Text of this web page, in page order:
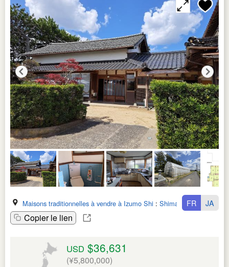
Maisons traditionnelles à vendre à Izumo Shi : Shimane Ken
Copier le lien
FR JA
USD $36,631
(¥5,800,000)